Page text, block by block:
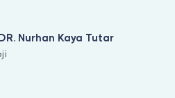
Nurhan Kaya Tutar